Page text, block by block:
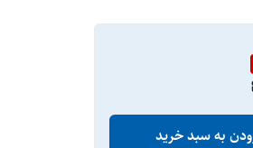
به سبد خرید